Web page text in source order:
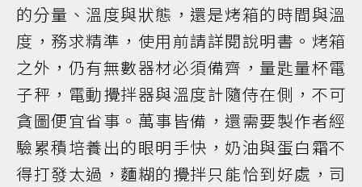
的分量、溫度與狀態，還是烤箱的時間與溫
度，務求精準，使用前請詳閱說明書。烤箱
之外，仍有無數器材必須備齊，量匙量杯電
子秤，電動攪拌器與溫度計隨侍在側，不可
貪圖便宜省事。萬事皆備，還需要製作者經
驗累積培養出的眼明手快，奶油與蛋白霜不
得打發太過，麵糊的攪拌只能恰到好處，司